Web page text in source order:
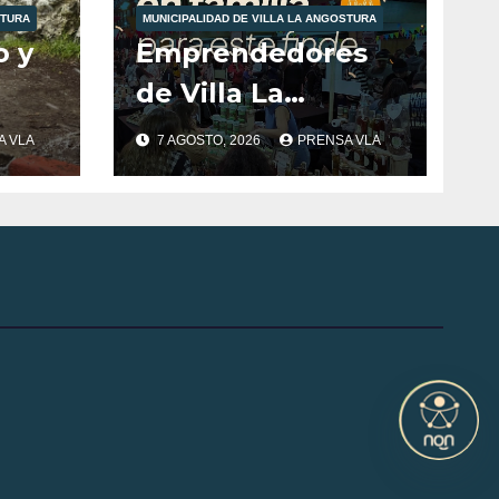
y
VLA
MUNICIPALIDAD DE VILLA LA ANGOSTURA
Emprendedores
de Villa La
Angostura
llevarán la
7 AGOSTO, 2026 PRENSA VLA